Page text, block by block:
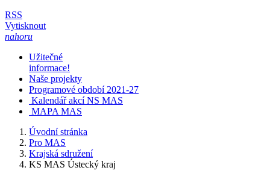
RSS
Vytisknout
nahoru
Užitečné
informace!
Naše projekty
Programové období 2021-27
Kalendář akcí NS MAS
MAPA MAS
Úvodní stránka
Pro MAS
Krajská sdružení
KS MAS Ústecký kraj